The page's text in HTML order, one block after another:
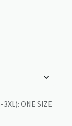
3XL): ONE SIZE